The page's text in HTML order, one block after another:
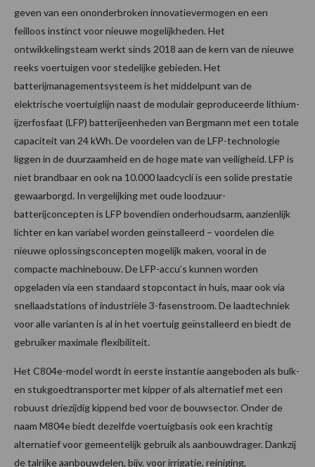
geven van een ononderbroken innovatievermogen en een
feilloos instinct voor nieuwe mogelijkheden. Het
ontwikkelingsteam werkt sinds 2018 aan de kern van de nieuwe
reeks voertuigen voor stedelijke gebieden. Het
batterijmanagementsysteem is het middelpunt van de
elektrische voertuiglijn naast de modulair geproduceerde lithium-
ijzerfosfaat (LFP) batterijeenheden van Bergmann met een totale
capaciteit van 24 kWh. De voordelen van de LFP-technologie
liggen in de duurzaamheid en de hoge mate van veiligheid. LFP is
niet brandbaar en ook na 10.000 laadcycli is een solide prestatie
gewaarborgd. In vergelijking met oude loodzuur-
batterijconcepten is LFP bovendien onderhoudsarm, aanzienlijk
lichter en kan variabel worden geïnstalleerd – voordelen die
nieuwe oplossingsconcepten mogelijk maken, vooral in de
compacte machinebouw. De LFP-accu’s kunnen worden
opgeladen via een standaard stopcontact in huis, maar ook via
snellaadstations of industriële 3-fasenstroom. De laadtechniek
voor alle varianten is al in het voertuig geïnstalleerd en biedt de
gebruiker maximale flexibiliteit.
Het C804e-model wordt in eerste instantie aangeboden als bulk-
en stukgoedtransporter met kipper of als alternatief met een
robuust driezijdig kippend bed voor de bouwsector. Onder de
naam M804e biedt dezelfde voertuigbasis ook een krachtig
alternatief voor gemeentelijk gebruik als aanbouwdrager. Dankzij
de talrijke aanbouwdelen, bijv. voor irrigatie, reiniging,